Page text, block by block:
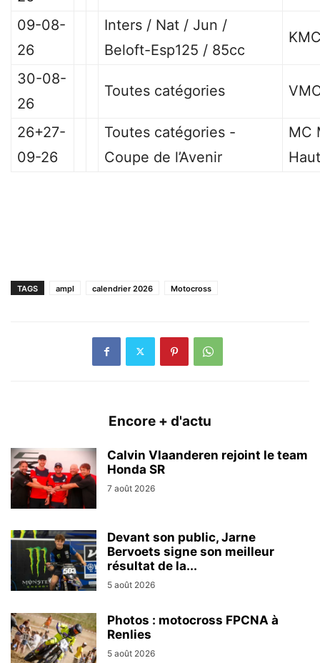
09-08-
26
Inters / Nat / Jun /
Beloft-Esp125 / 85cc
30-08-
26
Toutes catégories
26+27-
09-26
Toutes catégories -
Coupe de l’Avenir
MC
TAGS ampl calendrier 2026 Motocross
Encore + d'actu
Calvin Vlaanderen rejoint le team
Honda SR
7 août 2026
Devant son public, Jarne
Bervoets signe son meilleur
résultat de la...
5 août 2026
Photos : motocross FPCNA à
Renlies
5 août 2026